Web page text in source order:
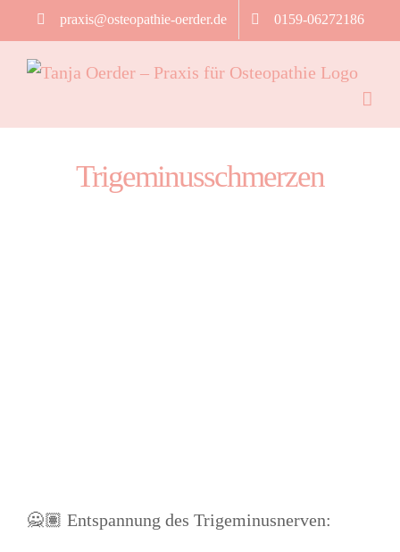
Inhalt
springen
praxis@osteopathie-oerder.de 0159-06272186
Trigeminusschmerzen
🙅🏽 Entspannung des Trigeminusnerven: